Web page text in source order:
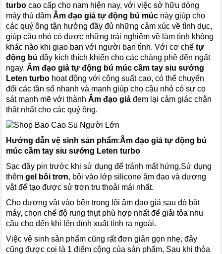
turbo cao cấp cho nam hiện nay, với việc sở hữu dòng
máy thủ dâmÂm đạo giả tự động bú múc này giúp cho
các quý ông tận hưởng đầy đủ những cảm xúc về tình dục,
giúp cậu nhỏ có được những trải nghiệm về làm tình không
khác nào khi giao ban với người bạn tình. Với cơ chếtự
động bú đầy kích thích khiến cho các chàng phê đến ngất
ngay.Âm đạo giả tự động bú múc cầm tay siu sướng
Leten turbo hoạt động với công suất cao, có thể chuyển
đổi các tần số nhanh và mạnh giúp cho cậu nhỏ có sự cọ
sát mạnh mẽ với thànhÂm đạo giảđem lại cảm giác chân
thật nhất cho các quý ông.
Hướng dẫn vệ sinh sản phẩm:Âm đạo giả tự động bú
múc cầm tay siu sướng Leten turbo
Sạc đầy pin trước khi sử dụng để tránh mất hứng,Sử dụng
thêmgel bôi trơn, bôi vào lớp silicone âm đạo và dương
vật để tạo được sử trơn tru thoải mái nhất.
Cho dương vật vào bên trong lõi âm đạo giả sau đó bật
máy, chọn chế độ rung thụt phù hợp nhất để giải tỏa nhu
cầu cho đến khi lên đỉnh xuất tinh ra ngoài.
Việc vệ sinh sản phẩm cũng rất đơn giản gọn nhẹ, đây
cũng được coi là 1 điểm cộng của sản phẩm, Sau khi thỏa